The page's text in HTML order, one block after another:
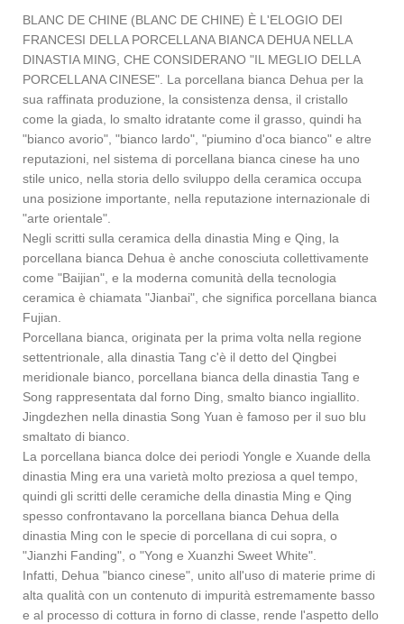
BLANC DE CHINE (BLANC DE CHINE) È L'ELOGIO DEI
FRANCESI DELLA PORCELLANA BIANCA DEHUA NELLA
DINASTIA MING, CHE CONSIDERANO "IL MEGLIO DELLA
PORCELLANA CINESE". La porcellana bianca Dehua per la
sua raffinata produzione, la consistenza densa, il cristallo
come la giada, lo smalto idratante come il grasso, quindi ha
"bianco avorio", "bianco lardo", "piumino d'oca bianco" e altre
reputazioni, nel sistema di porcellana bianca cinese ha uno
stile unico, nella storia dello sviluppo della ceramica occupa
una posizione importante, nella reputazione internazionale di
"arte orientale".
Negli scritti sulla ceramica della dinastia Ming e Qing, la
porcellana bianca Dehua è anche conosciuta collettivamente
come "Baijian", e la moderna comunità della tecnologia
ceramica è chiamata "Jianbai", che significa porcellana bianca
Fujian.
Porcellana bianca, originata per la prima volta nella regione
settentrionale, alla dinastia Tang c'è il detto del Qingbei
meridionale bianco, porcellana bianca della dinastia Tang e
Song rappresentata dal forno Ding, smalto bianco ingiallito.
Jingdezhen nella dinastia Song Yuan è famoso per il suo blu
smaltato di bianco.
La porcellana bianca dolce dei periodi Yongle e Xuande della
dinastia Ming era una varietà molto preziosa a quel tempo,
quindi gli scritti delle ceramiche della dinastia Ming e Qing
spesso confrontavano la porcellana bianca Dehua della
dinastia Ming con le specie di porcellana di cui sopra, o
"Jianzhi Fanding", o "Yong e Xuanzhi Sweet White".
Infatti, Dehua "bianco cinese", unito all'uso di materie prime di
alta qualità con un contenuto di impurità estremamente basso
e al processo di cottura in forno di classe, rende l'aspetto dello